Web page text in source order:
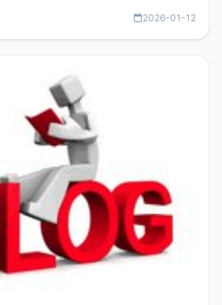
得很充实，2026年不求突破，但求保
2026-01-12